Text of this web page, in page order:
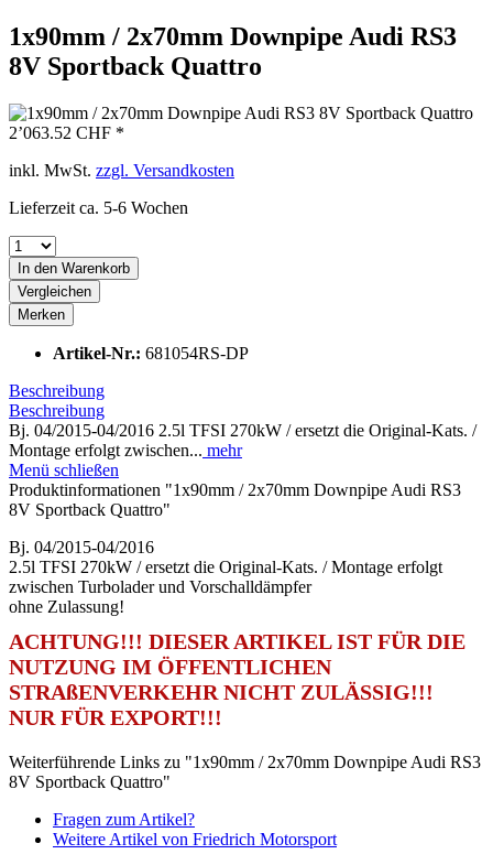
1x90mm / 2x70mm Downpipe Audi RS3
8V Sportback Quattro
2’063.52 CHF *
inkl. MwSt. zzgl. Versandkosten
Lieferzeit ca. 5-6 Wochen
In den Warenkorb
Vergleichen
Merken
Artikel-Nr.: 681054RS-DP
Beschreibung
Beschreibung
Bj. 04/2015-04/2016 2.5l TFSI 270kW / ersetzt die Original-Kats. /
Montage erfolgt zwischen... mehr
Menü schließen
Produktinformationen "1x90mm / 2x70mm Downpipe Audi RS3
8V Sportback Quattro"
Bj. 04/2015-04/2016
2.5l TFSI 270kW / ersetzt die Original-Kats. / Montage erfolgt
zwischen Turbolader und Vorschalldämpfer
ohne Zulassung!
ACHTUNG!!! DIESER ARTIKEL IST FÜR DIE
NUTZUNG IM ÖFFENTLICHEN
STRAßENVERKEHR NICHT ZULÄSSIG!!!
NUR FÜR EXPORT!!!
Weiterführende Links zu "1x90mm / 2x70mm Downpipe Audi RS3
8V Sportback Quattro"
Fragen zum Artikel?
Weitere Artikel von Friedrich Motorsport